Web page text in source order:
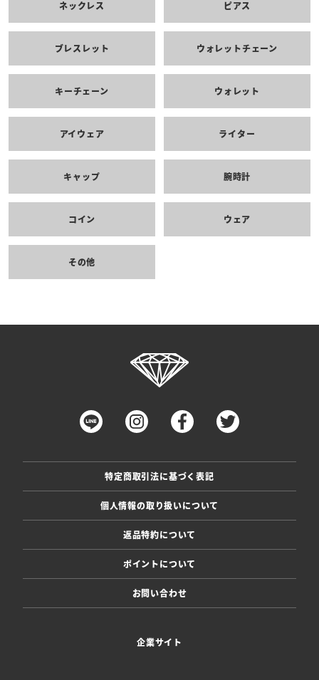
ネックレス ピアス
ブレスレット ウォレットチェーン
キーチェーン ウォレット
アイウェア ライター
キャップ 腕時計
コイン ウェア
その他
特定商取引法に基づく表記
個人情報の取り扱いについて
返品特約について
ポイントについて
お問い合わせ
企業サイト